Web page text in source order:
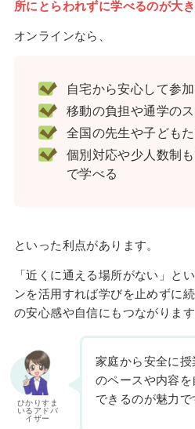
所にとらわれずに学べるのが大
オンラインなら、
自宅から安心して参
移動の負担や通学の
全国の先生や子ども
個別対応や少人数制
で学べる
といった利点があります。
「近くに通える場所がない」と
ンを活用すれば学びを止めずに
の安心感や自信にもつながります
ひかりすま
いるアドバ
イザー
家庭から安全に
のペースや内容
できるのが魅力で